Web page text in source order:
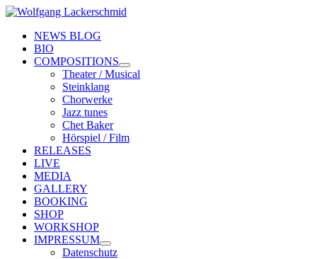
NEWS BLOG
BIO
COMPOSITIONS
Theater / Musical
Steinklang
Chorwerke
Jazz tunes
Chet Baker
Hörspiel / Film
RELEASES
LIVE
MEDIA
GALLERY
BOOKING
SHOP
WORKSHOP
IMPRESSUM
Datenschutz